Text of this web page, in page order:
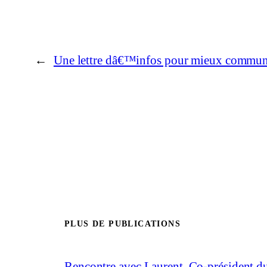
← Une lettre dâ€™infos pour mieux
PLUS DE PUBLICATIONS